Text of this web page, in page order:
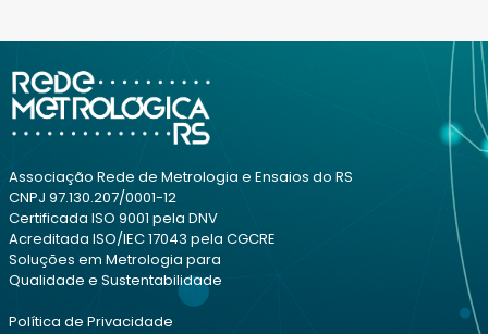
Associação Rede de Metrologia e Ensaios do RS
CNPJ 97.130.207/0001-12
Certificada ISO 9001 pela DNV
Acreditada ISO/IEC 17043 pela CGCRE
Soluções em Metrologia para
Qualidade e Sustentabilidade
Política de Privacidade